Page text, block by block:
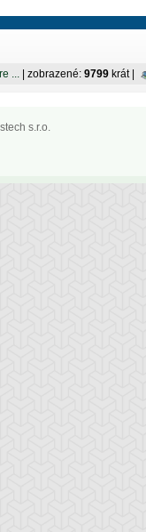
... | zobrazené: 9799 krát |
s.r.o.